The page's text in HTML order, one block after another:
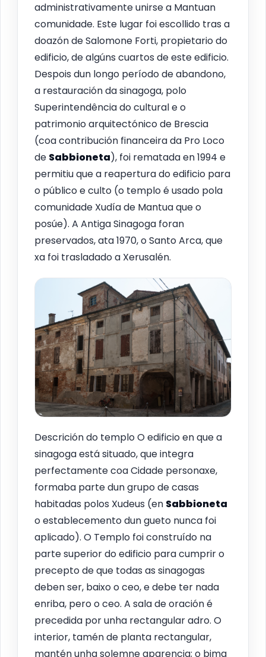
administrativamente unirse a Mantuan
comunidade. Este lugar foi escollido tras a
doazón de Salomone Forti, propietario do
edificio, de algúns cuartos de este edificio.
Despois dun longo período de abandono,
a restauración da sinagoga, polo
Superintendência do cultural e o
patrimonio arquitectónico de Brescia
(coa contribución financeira da Pro Loco
de Sabbioneta), foi rematada en 1994 e
permitiu que a reapertura do edificio para
o público e culto (o templo é usado pola
comunidade Xudía de Mantua que o
posúe). A Antiga Sinagoga foran
preservados, ata 1970, o Santo Arca, que
xa foi trasladado a Xerusalén.
Descrición do templo O edificio en que a
sinagoga está situado, que integra
perfectamente coa Cidade personaxe,
formaba parte dun grupo de casas
habitadas polos Xudeus (en Sabbioneta
o establecemento dun gueto nunca foi
aplicado). O Templo foi construído na
parte superior do edificio para cumprir o
precepto de que todas as sinagogas
deben ser, baixo o ceo, e debe ter nada
enriba, pero o ceo. A sala de oración é
precedida por unha rectangular adro. O
interior, tamén de planta rectangular,
mantén unha solemne aparencia; o bima